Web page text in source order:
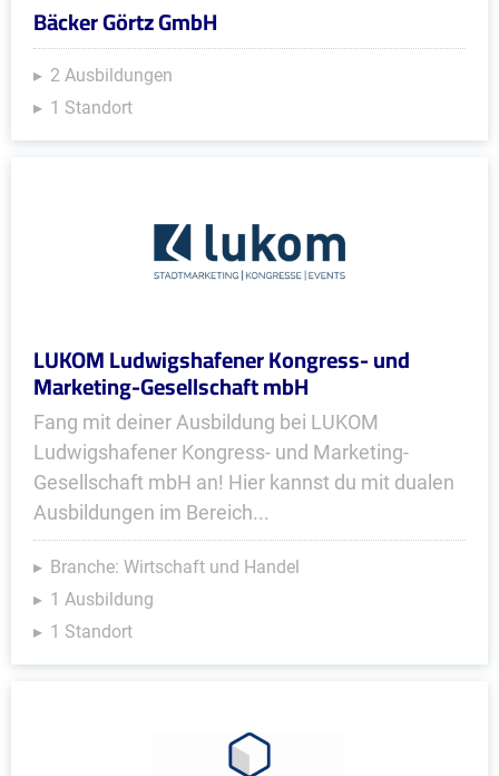
Bäcker Görtz GmbH
2 Ausbildungen
1 Standort
LUKOM Ludwigshafener Kongress- und
Marketing-Gesellschaft mbH
Fang mit deiner Ausbildung bei LUKOM
Ludwigshafener Kongress- und Marketing-
Gesellschaft mbH an! Hier kannst du mit dualen
Ausbildungen im Bereich...
Branche: Wirtschaft und Handel
1 Ausbildung
1 Standort